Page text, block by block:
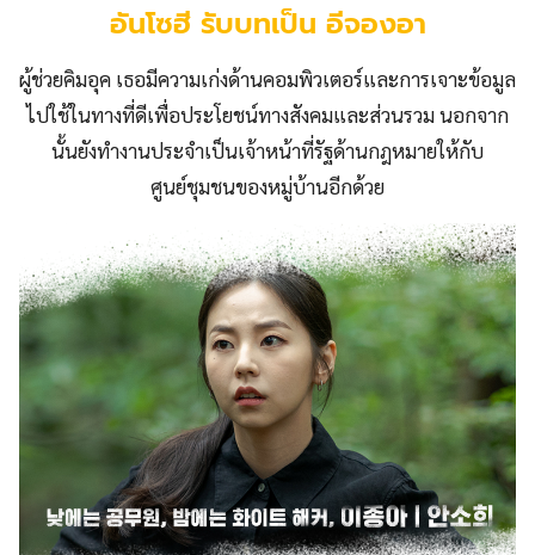
อันโซฮี รับบทเป็น อีจองอา
ผู้ช่วยคิมอุค เธอมีความเก่งด้านคอมพิวเตอร์และการเจาะข้อมูล
ไปใช้ในทางที่ดีเพื่อประโยชน์ทางสังคมและส่วนรวม นอกจาก
นั้นยังทำงานประจำเป็นเจ้าหน้าที่รัฐด้านกฎหมายให้กับ
ศูนย์ชุมชนของหมู่บ้านอีกด้วย